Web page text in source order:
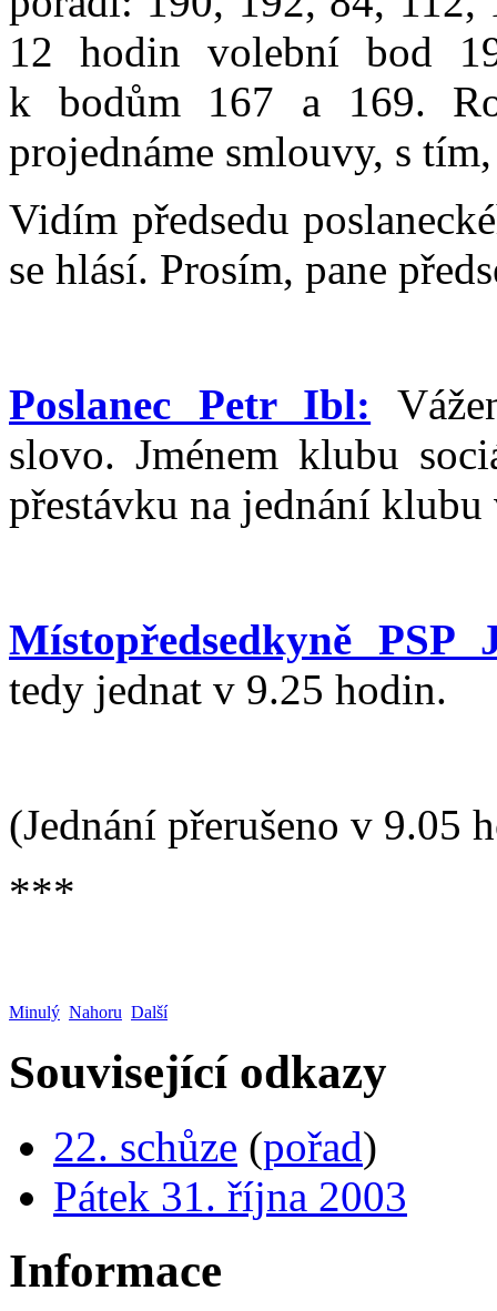
12 hodin volební bod
k bodům 167 a 169.
projednáme smlouvy, s
Vidím předsedu
se hlásí. Prosím, pane
Poslanec Petr Ibl:
slovo. Jménem klubu
přestávku na jednání
Místopředsedkyně PSP
tedy jednat v 9.25 hodin.
(Jednání přerušeno v 9.05
***
Minulý Nahoru Další
Související odkazy
22. schůze (pořad)
Pátek 31. října 2003
Informace